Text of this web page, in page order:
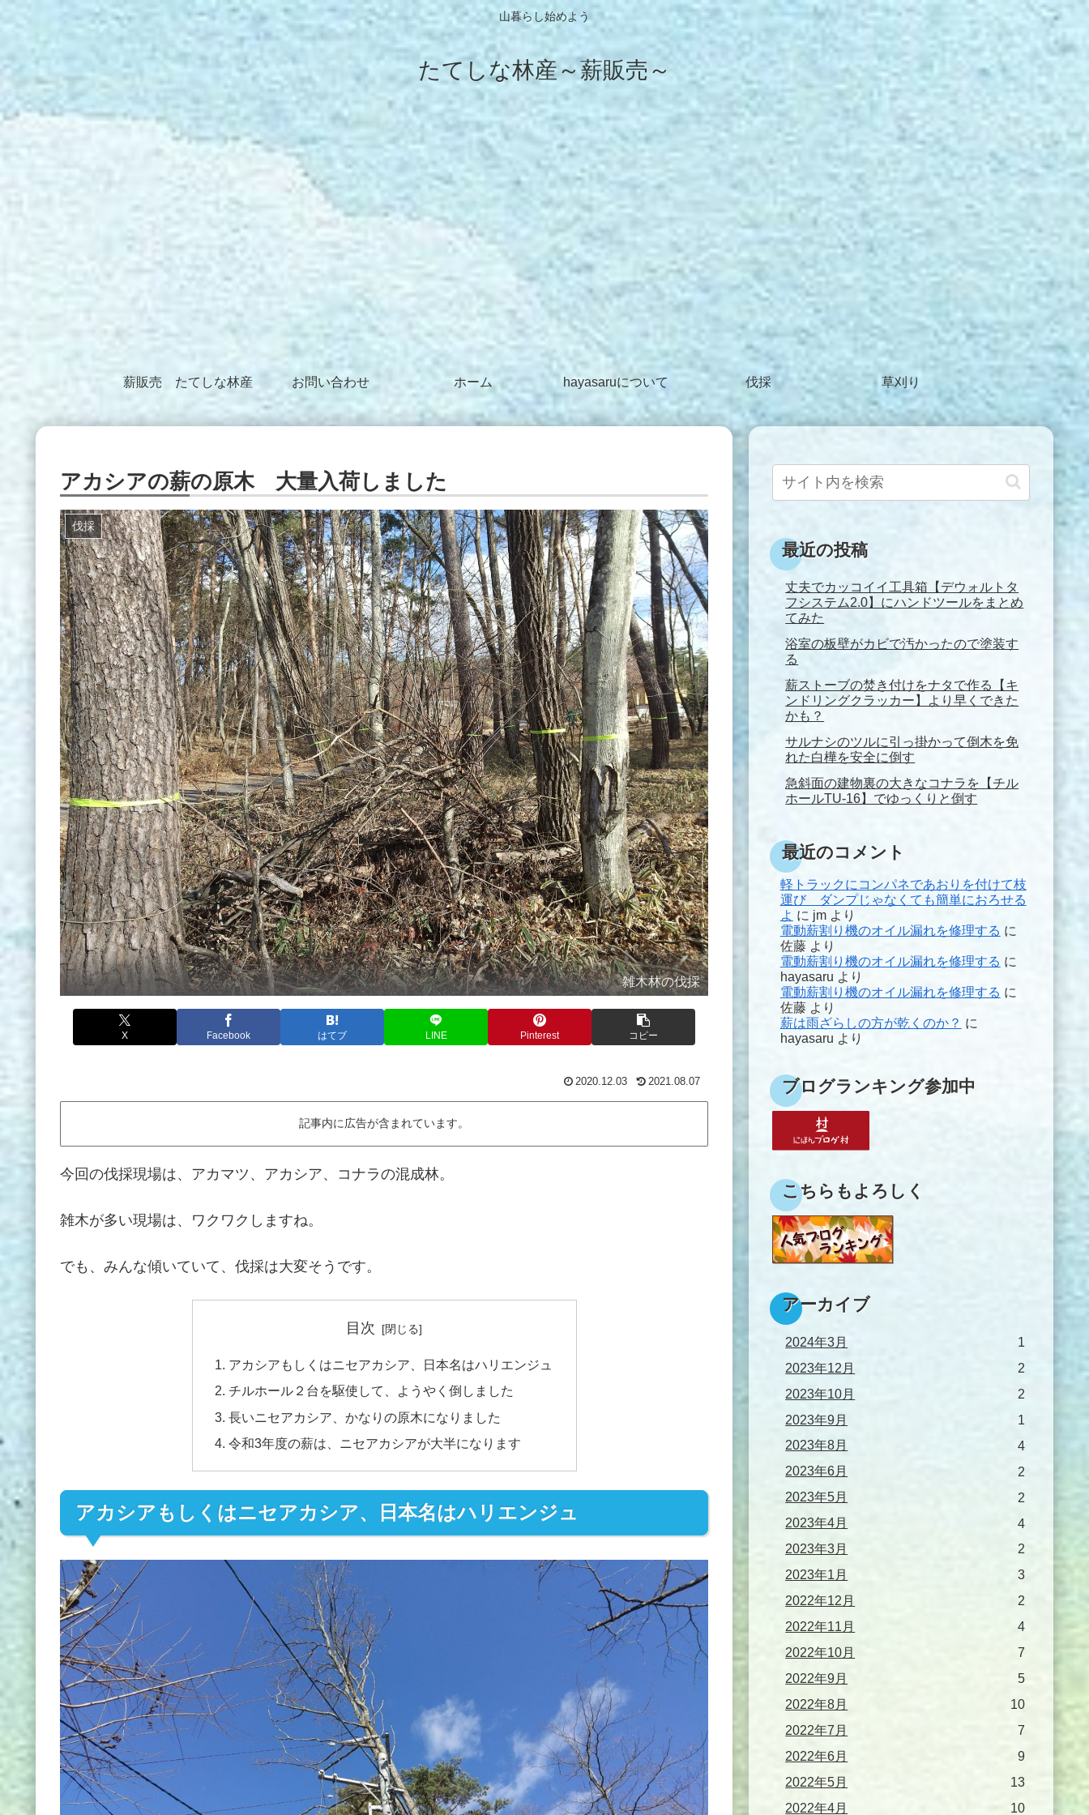
山暮らし始めよう
たてしな林産～薪販売～
薪販売 たてしな林産 お問い合わせ ホーム hayasaruについて 伐採 草刈り
アカシアの薪の原木 大量入荷しました
伐採
雑木林の伐採
X Facebook はてブ LINE Pinterest コピー
2020.12.03 2021.08.07
記事内に広告が含まれています。
今回の伐採現場は、アカマツ、アカシア、コナラの混成林。
雑木が多い現場は、ワクワクしますね。
でも、みんな傾いていて、伐採は大変そうです。
目次
アカシアもしくはニセアカシア、日本名はハリエンジュ
チルホール２台を駆使して、ようやく倒しました
長いニセアカシア、かなりの原木になりました
令和3年度の薪は、ニセアカシアが大半になります
アカシアもしくはニセアカシア、日本名はハリエンジュ
最近の投稿
丈夫でカッコイイ工具箱【デウォルトタ
フシステム2.0】にハンドツールをまとめ
てみた
浴室の板壁がカビで汚かったので塗装す
る
薪ストーブの焚き付けをナタで作る【キ
ンドリングクラッカー】より早くできた
かも？
サルナシのツルに引っ掛かって倒木を免
れた白樺を安全に倒す
急斜面の建物裏の大きなコナラを【チル
ホールTU-16】でゆっくりと倒す
最近のコメント
軽トラックにコンパネであおりを付けて枝
運び ダンプじゃなくても簡単におろせる
よ に jmより
電動薪割り機のオイル漏れを修理する に
佐藤より
電動薪割り機のオイル漏れを修理する に
hayasaru より
電動薪割り機のオイル漏れを修理する に
佐藤より
薪は雨ざらしの方が乾くのか？ に
hayasaru より
ブログランキング参加中
こちらもよろしく
アーカイブ
2024年3月
1
2023年12月
2
2023年10月
2
2023年9月
1
2023年8月
4
2023年6月
2
2023年5月
2
2023年4月
4
2023年3月
2
2023年1月
3
2022年12月
2
2022年11月
4
2022年10月
7
2022年9月
5
2022年8月
10
2022年7月
7
2022年6月
9
2022年5月
13
2022年4月
10